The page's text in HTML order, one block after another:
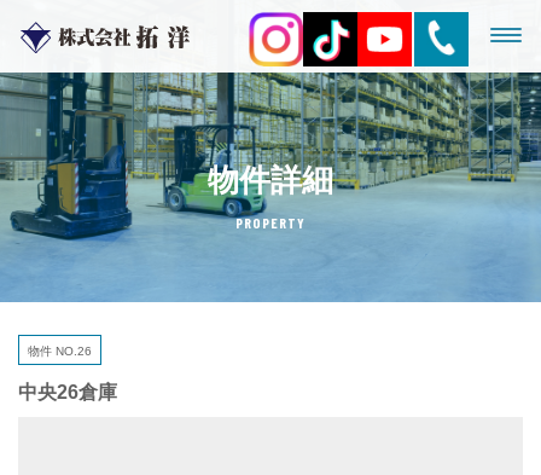
物件詳細
PROPERTY
物件 NO.26
中央26倉庫